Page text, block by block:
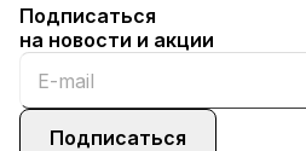
Подписаться
на новости и акции
Подписаться